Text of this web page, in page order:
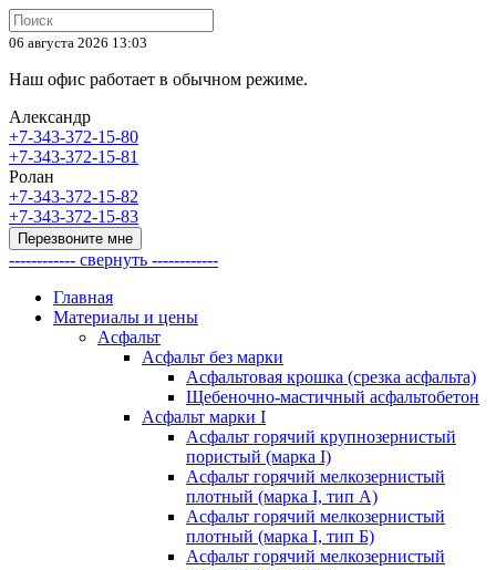
06 августа 2026 13:03
Наш офис работает в обычном режиме.
Александр
+7-343-372-15-80
+7-343-372-15-81
Ролан
+7-343-372-15-82
+7-343-372-15-83
Перезвоните мне
------------ свернуть ------------
Главная
Материалы и цены
Асфальт
Асфальт без марки
Асфальтовая крошка (срезка асфальта)
Щебеночно-мастичный асфальтобетон
Асфальт марки I
Асфальт горячий крупнозернистый
пористый (марка I)
Асфальт горячий мелкозернистый
плотный (марка I, тип А)
Асфальт горячий мелкозернистый
плотный (марка I, тип Б)
Асфальт горячий мелкозернистый